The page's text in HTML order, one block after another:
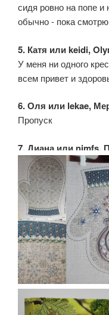
сидя ровно на попе
обычно - пока
5. Катя или keidi,
У меня ни одного
всем привет и
6. Оля или lekae,
Пропуск
7. Диана или nimfs,